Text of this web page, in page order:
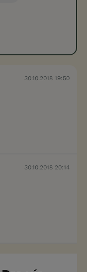
30.10.2018 19:50
30.10.2018 20:14